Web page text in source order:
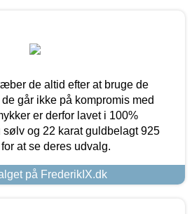
de altid efter at bruge de
går ikke på kompromis med
er derfor lavet i 100%
og 22 karat guldbelagt 925
at se deres udvalg.
på FrederikIX.dk